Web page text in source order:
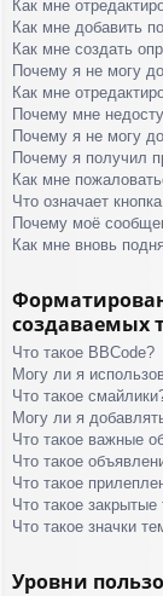
Как мне
Как мне добавить
Как мне создать
Почему я не могу
Как мне
Почему мне
Почему я не могу
Почему я получил
Как мне
Что означает
Почему моё
Как мне вновь
создаваемых
Что такое BBCode?
Могу ли я
Что такое
Могу ли я
Что такое важные
Что такое
Что такое
Что такое
Что такое значки
Уровни